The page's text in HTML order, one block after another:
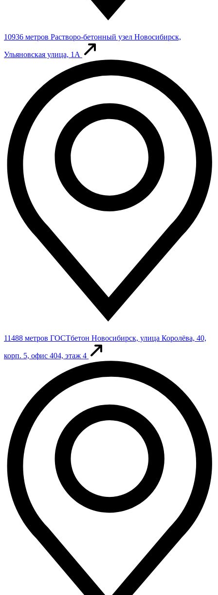
10936 метров Растворо-бетонный узел Новосибирск,
Ульяновская улица, 1А
11488 метров ГОСТбетон Новосибирск, улица Королёва, 40,
корп. 5, офис 404, этаж 4